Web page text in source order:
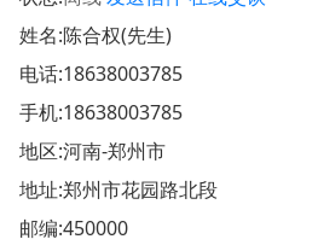
姓名:陈合权(先生)
电话:18638003785
手机:18638003785
地区:河南-郑州市
地址:郑州市花园路北段
邮编:450000